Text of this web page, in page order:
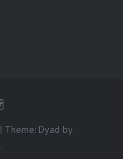
| Theme: Dyad by
.